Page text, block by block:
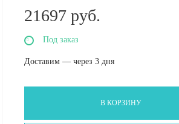
21697 руб.
Под заказ
Доставим — через 3 дня
В КОРЗИНУ